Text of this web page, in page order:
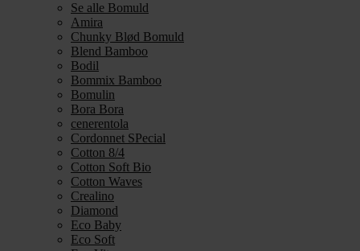
Se alle Bomuld
Amira
Chunky Blød Bomuld
Blend Bamboo
Bodil
Bommix Bamboo
Bomulin
Bora Bora
cenerentola
Cordonnet SPecial
Cotton 8/4
Cotton Soft Bio
Cotton Waves
Crealino
Diamond
Eco Baby
Eco Soft